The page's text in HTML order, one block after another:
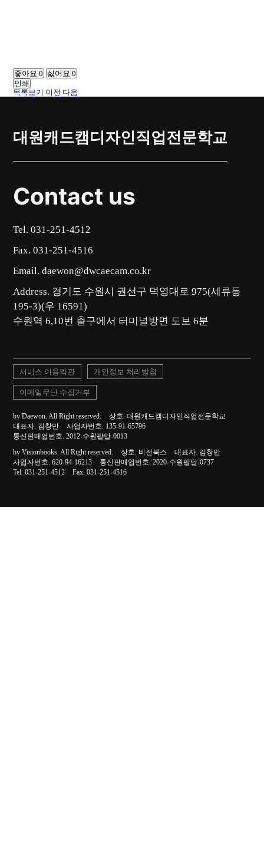
좋아요0 싫어요0
인쇄
목록보기 이전 다음
대원캐드캠디자인직업전문학교
Contact us
Tel. 031-251-4512
Fax. 031-251-4516
Email. daewon@dwcaecam.co.kr
Address. 경기도 수원시 권선구 덕영대로 975(세류동
195-3)(우 16591)
서비스 이용약관 개인정보 처리방침
이메일무단 수집거부
by Daewon. All Right reserved.
상호. 대원캐드캠디자인직업전문학교
대표자. 김창만
사업자번호. 135-91-65796
통신판매업번호. 2012-수원팔달-0013
by Visionbooks. All Right reserved. 상호. 비전북스
대표자. 김창만
사업자번호. 620-94-16213
통신판매업번호. 2020-수원팔달-0737
Tel. 031-251-4512
Fax. 031-251-4516